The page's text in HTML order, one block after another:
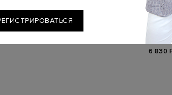
Vesta
6 830